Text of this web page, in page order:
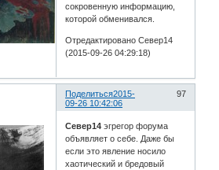
сокровенную информацию,
которой обменивался.
Отредактировано Север14
(2015-09-26 04:29:18)
Поделиться 97
2015-
09-26 10:42:06
Север14 эгрегор форума
объявляет о себе. Даже бы
если это явление носило
хаотический и бредовый